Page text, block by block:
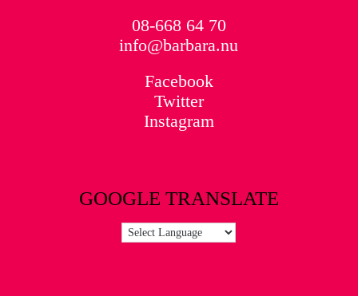
08-668 64 70
info@barbara.nu
Facebook
Twitter
Instagram
GOOGLE TRANSLATE